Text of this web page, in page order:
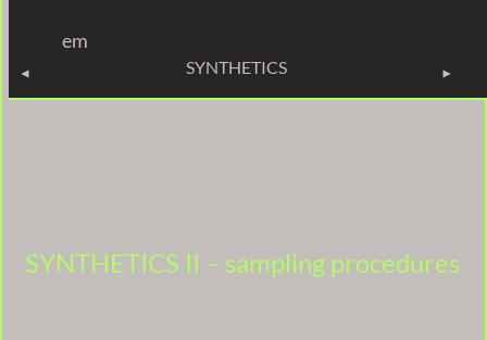
em
SYNTHETICS
SYNTHETICS II – sampling procedures